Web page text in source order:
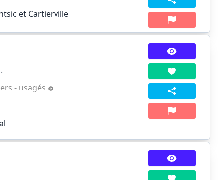
et Cartierville
- usagés